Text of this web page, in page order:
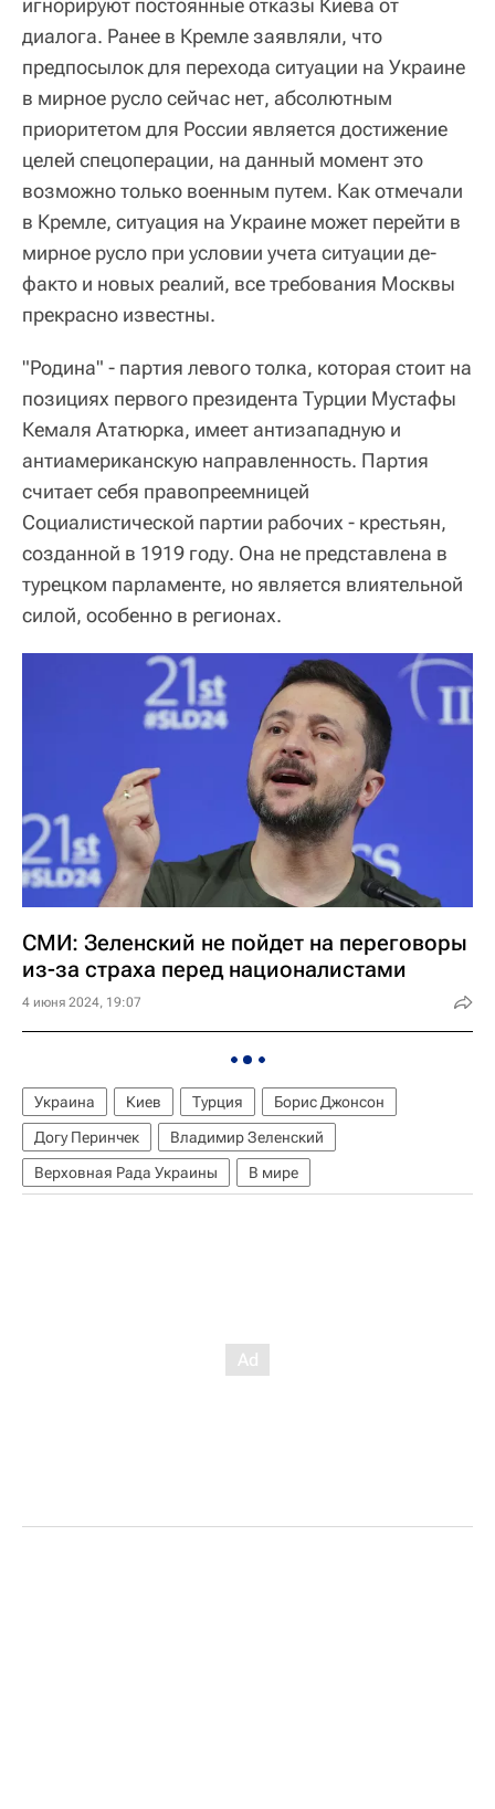
игнорируют постоянные отказы Киева от
диалога. Ранее в Кремле заявляли, что
предпосылок для перехода ситуации на Украине
в мирное русло сейчас нет, абсолютным
приоритетом для России является достижение
целей спецоперации, на данный момент это
возможно только военным путем. Как отмечали
в Кремле, ситуация на Украине может перейти в
мирное русло при условии учета ситуации де-
факто и новых реалий, все требования Москвы
прекрасно известны.
"Родина" - партия левого толка, которая стоит на
позициях первого президента Турции Мустафы
Кемаля Ататюрка, имеет антизападную и
антиамериканскую направленность. Партия
считает себя правопреемницей
Социалистической партии рабочих - крестьян,
созданной в 1919 году. Она не представлена в
турецком парламенте, но является влиятельной
силой, особенно в регионах.
СМИ: Зеленский не пойдет на переговоры
из-за страха перед националистами
4 июня 2024, 19:07
Украина Киев Турция
Борис Джонсон
Догу Перинчек
Владимир Зеленский
Верховная Рада Украины
В мире